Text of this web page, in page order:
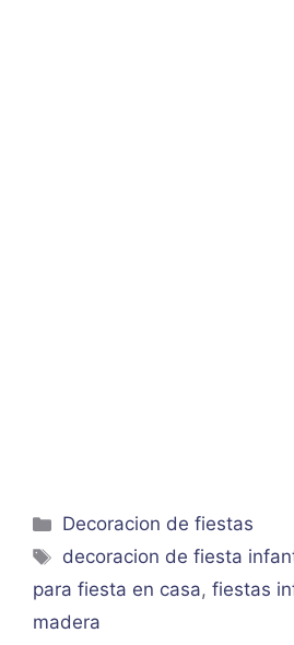
Categorías
Decoracion de fiestas
Etiquetas
decoracion de fiesta
para fiesta en casa, fiestas
madera